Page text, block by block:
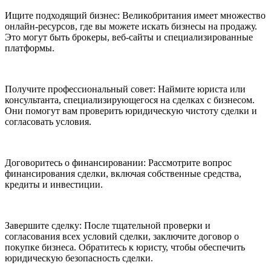
Ищите подходящий бизнес: Великобритания имеет множество
онлайн-ресурсов, где вы можете искать бизнесы на продажу.
Это могут быть брокеры, веб-сайты и специализированные
платформы.
Получите профессиональный совет: Наймите юриста или
консультанта, специализирующегося на сделках с бизнесом.
Они помогут вам проверить юридическую чистоту сделки и
согласовать условия.
Договоритесь о финансировании: Рассмотрите вопрос
финансирования сделки, включая собственные средства,
кредиты и инвестиции.
Завершите сделку: После тщательной проверки и
согласования всех условий сделки, заключите договор о
покупке бизнеса. Обратитесь к юристу, чтобы обеспечить
юридическую безопасность сделки.